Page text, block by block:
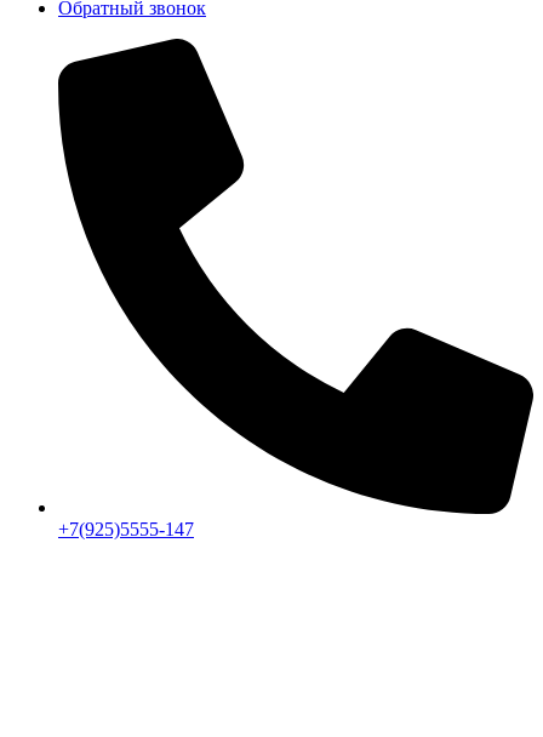
Обратный звонок
+7(925)5555-147